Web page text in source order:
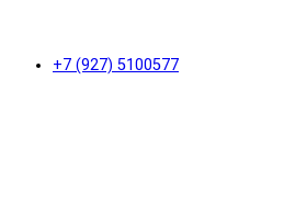
+7 (927) 5100577